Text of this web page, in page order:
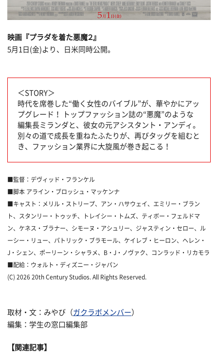
映画『プラダを着た悪魔２』
5月1日(金)より、日米同時公開。
＜STORY＞
時代を席巻した“働く女性のバイブル”が、華やかにアッ
プグレード！ トップファッション誌の“悪魔”のような
編集長ミランダと、彼女の元アシスタント・アンディ。
別々の道で成長を重ねたふたりが、再びタッグを組むと
き、ファッション業界に大旋風が巻き起こる！
■監督：デヴィッド・フランケル
■脚本 アライン・ブロッシュ・マッケンナ
■キャスト：メリル・ストリープ、アン・ハサウェイ、エミリー・ブラン
ト、スタンリー・トゥッチ、トレイシー・トムズ、ティボー・フェルドマ
ン、ケネス・ブラナー、シモーヌ・アシュリー、ジャスティン・セロー、ル
ーシー・リュー、パトリック・ブラモール、ケイレブ・ヒーロン、ヘレン・
J・シェン、ポーリーン・シャラメ、B・J・ノヴァク、コンラッド・リカモラ
■配給：ウォルト・ディズニー・ジャパン
(C) 2026 20th Century Studios. All Rights Reserved.
取材・文：みやび（ ガクラボメンバー ）
編集：学生の窓口編集部
【関連記事】